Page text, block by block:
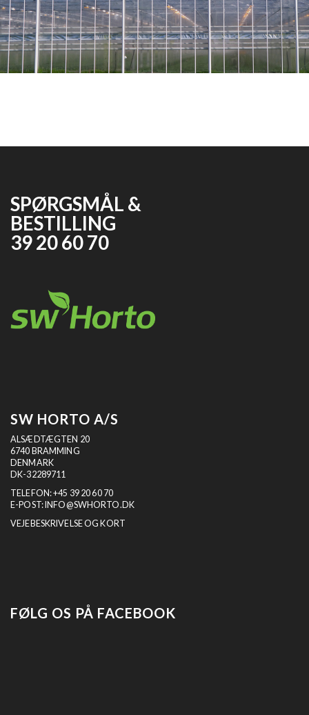
SPØRGSMÅL &
BESTILLING
39 20 60 70
SW HORTO A/S
ALSÆDTÆGTEN 20
6740 BRAMMING
DENMARK
DK-32289711
TELEFON:+45 39 20 60 70
E-POST: INFO@SWHORTO.DK
VEJEBESKRIVELSE OG KORT
FØLG OS PÅ FACEBOOK